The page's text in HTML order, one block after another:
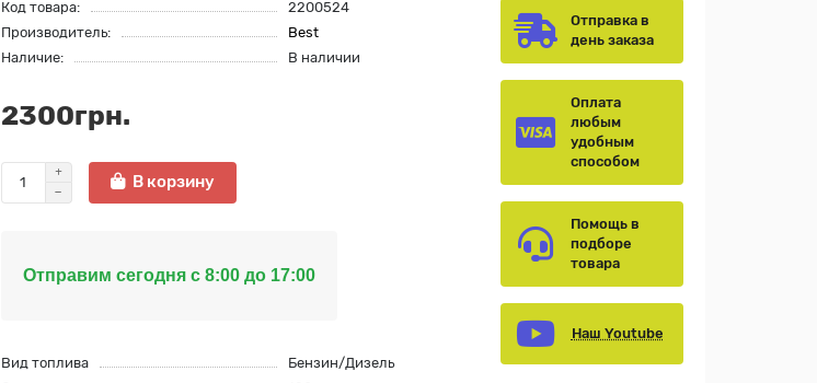
Код товара:
2200524
Производитель:
Best
Наличие:
В наличии
2300грн.
В корзину
Отправим сегодня с 8:00 до 17:00
Вид топлива
Бензин/Дизель
Отправка в
день заказа
Оплата
любым
удобным
способом
Помощь в
подборе
товара
Наш Youtube